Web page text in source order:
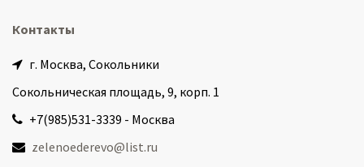
Контакты
г. Москва, Сокольники
Сокольническая площадь, 9, корп. 1
+7(985)531-3339 - Москва
zelenoederevo@list.ru